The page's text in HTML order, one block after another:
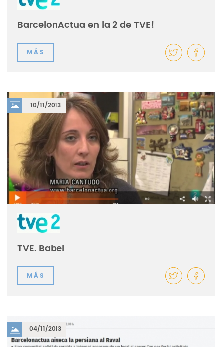
BarcelonActua en la 2 de TVE!
MÁS
10/11/2013
TVE. Babel
MÁS
04/11/2013